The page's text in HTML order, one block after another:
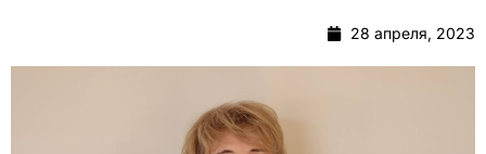
28 апреля, 2023